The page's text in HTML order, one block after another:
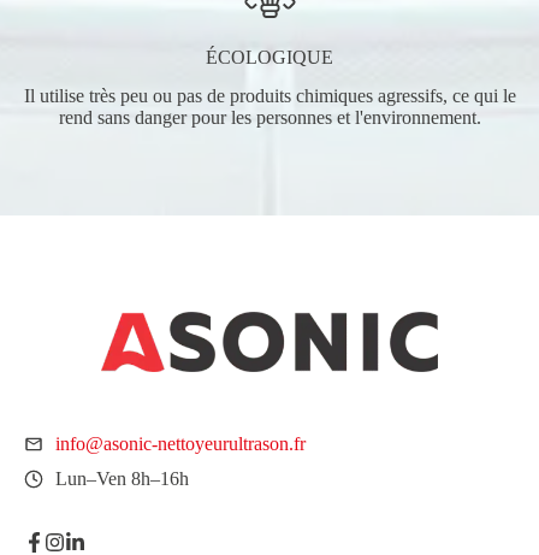
ÉCOLOGIQUE
Il utilise très peu ou pas de produits chimiques agressifs, ce qui le
rend sans danger pour les personnes et l'environnement.
info@asonic-nettoyeurultrason.fr
Lun–Ven 8h–16h